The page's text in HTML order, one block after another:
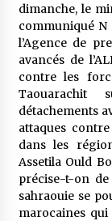
dimanche, le
communiqué
l’Agence de
avancés de
contre les
Taouarachit
détachements
attaques
dans les
Assetila Ould
précise-t-on de
sahraouie se
marocaines